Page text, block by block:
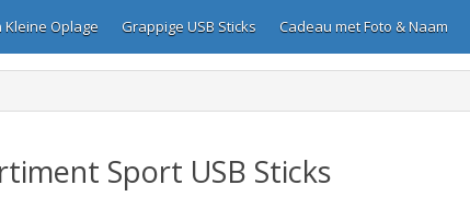
Kleine Oplage Grappige USB Sticks Cadeau met Foto & Naam
Sport USB Sticks